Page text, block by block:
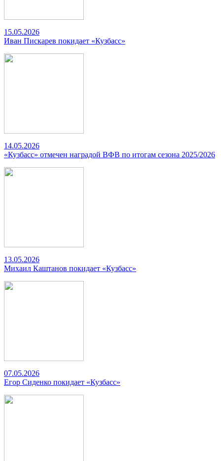
15.05.2026
Иван Пискарев покидает «Кузбасс»
14.05.2026
«Кузбасс» отмечен наградой ВФВ по итогам сезона 2025/2026
13.05.2026
Михаил Каштанов покидает «Кузбасс»
07.05.2026
Егор Сиденко покидает «Кузбасс»